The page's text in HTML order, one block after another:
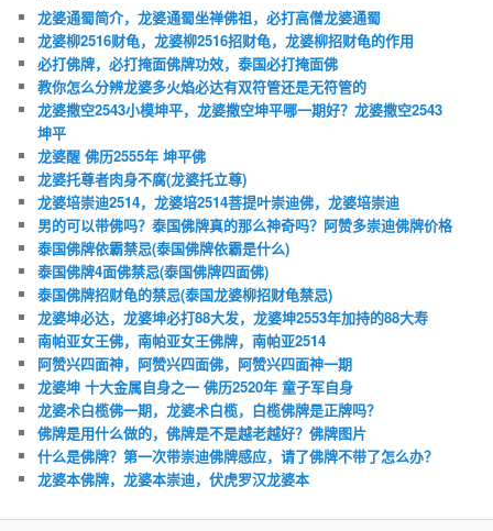
龙婆通蜀简介，龙婆通蜀坐禅佛祖，必打高僧龙婆通蜀
龙婆柳2516财龟，龙婆柳2516招财龟，龙婆柳招财龟的作用
必打佛牌，必打掩面佛牌功效，泰国必打掩面佛
教你怎么分辨龙婆多火焰必达有双符管还是无符管的
龙婆撒空2543小模坤平，龙婆撒空坤平哪一期好？龙婆撒空2543
坤平
龙婆醒 佛历2555年 坤平佛
龙婆托尊者肉身不腐(龙婆托立尊)
龙婆培崇迪2514，龙婆培2514菩提叶崇迪佛，龙婆培崇迪
男的可以带佛吗？泰国佛牌真的那么神奇吗？阿赞多崇迪佛牌价格
泰国佛牌依霸禁忌(泰国佛牌依霸是什么)
泰国佛牌4面佛禁忌(泰国佛牌四面佛)
泰国佛牌招财龟的禁忌(泰国龙婆柳招财龟禁忌)
龙婆坤必达，龙婆坤必打88大发，龙婆坤2553年加持的88大寿
南帕亚女王佛，南帕亚女王佛牌，南帕亚2514
阿赞兴四面神，阿赞兴四面佛，阿赞兴四面神一期
龙婆坤 十大金属自身之一 佛历2520年 童子军自身
龙婆术白榄佛一期，龙婆术白榄，白榄佛牌是正牌吗？
佛牌是用什么做的，佛牌是不是越老越好？佛牌图片
什么是佛牌？第一次带崇迪佛牌感应，请了佛牌不带了怎么办？
龙婆本佛牌，龙婆本崇迪，伏虎罗汉龙婆本